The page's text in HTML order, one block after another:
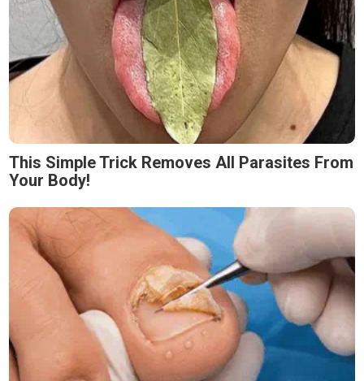
This Simple Trick Removes All Parasites From
Your Body!